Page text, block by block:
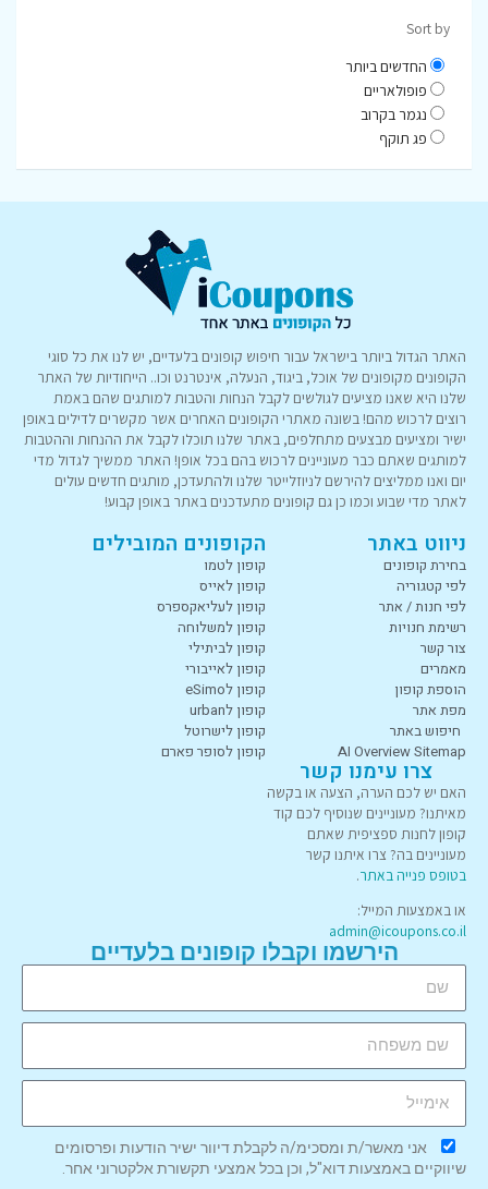
Sort by
החדשים ביותר
פופולאריים
נגמר בקרוב
פג תוקף
האתר הגדול ביותר בישראל עבור חיפוש קופונים בלעדיים, יש לנו את כל סוגי
הקופונים מקופונים של אוכל, ביגוד, הנעלה, אינטרנט וכו.. הייחודיות של האתר
שלנו היא שאנו מציעים לגולשים לקבל הנחות והטבות למותגים שהם באמת
רוצים לרכוש מהם! בשונה מאתרי הקופונים האחרים אשר מקשרים לדילים באופן
ישיר ומציעים מבצעים מתחלפים, באתר שלנו תוכלו לקבל את ההנחות וההטבות
למותגים שאתם כבר מעוניינים לרכוש בהם בכל אופן! האתר ממשיך לגדול מדי
יום ואנו ממליצים להירשם לניוזלייטר שלנו ולהתעדכן, מותגים חדשים עולים
לאתר מדי שבוע וכמו כן גם קופונים מתעדכנים באתר באופן קבוע!
ניווט באתר
בחירת קופונים
לפי קטגוריה
לפי חנות / אתר
רשימת חנויות
צור קשר
מאמרים
הוספת קופון
מפת אתר
חיפוש באתר
AI Overview Sitemap
הקופונים המובילים
קופון לטמו
קופון לאייס
קופון לעליאקספרס
קופון למשלוחה
קופון לביתילי
קופון לאייבורי
קופון לeSimo
קופון לurban
קופון לישרוטל
קופון לסופר פארם
צרו עימנו קשר
האם יש לכם הערה, הצעה או בקשה
מאיתנו? מעוניינים שנוסיף לכם קוד
קופון לחנות ספציפית שאתם
מעוניינים בה? צרו איתנו קשר
בטופס פנייה באתר.
או באמצעות המייל:
admin@icoupons.co.il
הירשמו וקבלו קופונים בלעדיים
אני מאשר/ת ומסכימ/ה לקבלת דיוור ישיר הודעות ופרסומים
שיווקיים באמצעות דוא"ל, וכן בכל אמצעי תקשורת אלקטרוני אחר.